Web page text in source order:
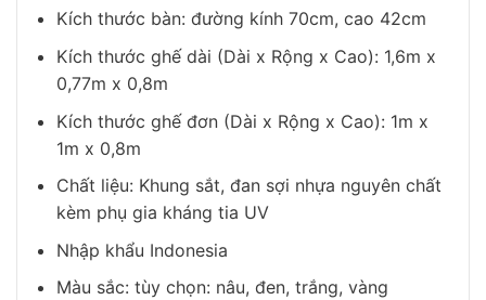
Kích thước bàn: đường kính 70cm, cao 42cm
Kích thước ghế dài (Dài x Rộng x Cao): 1,6m x
0,77m x 0,8m
Kích thước ghế đơn (Dài x Rộng x Cao): 1m x
1m x 0,8m
Chất liệu: Khung sắt, đan sợi nhựa nguyên chất
kèm phụ gia kháng tia UV
Nhập khẩu Indonesia
Màu sắc: tùy chọn: nâu, đen, trắng, vàng